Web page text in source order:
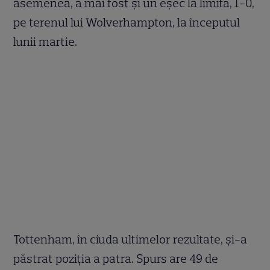
asemenea, a mai fost și un eșec la limită, 1-0,
pe terenul lui Wolverhampton, la începutul
lunii martie.
Tottenham, în ciuda ultimelor rezultate, și-a
păstrat poziția a patra. Spurs are 49 de